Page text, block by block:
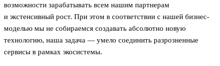
возможности зарабатывать всем нашим партнерам
и экстенсивный рост. При этом в соответствии с нашей бизнес-
моделью мы не собираемся создавать абсолютно новую
технологию, наша задача — умело соединить разрозненные
сервисы в рамках экосистемы.